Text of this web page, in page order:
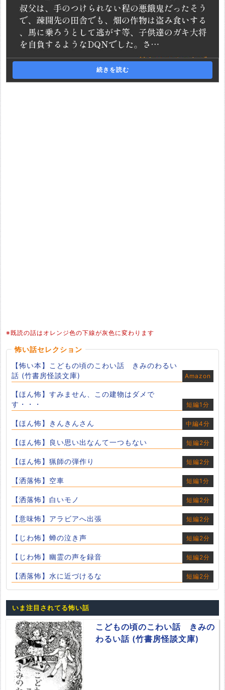
続きを読む
※既読の話はオレンジ色の下線が灰色に変わります
怖い話セレクション
【怖い本】こどもの頃のこわい話 きみのわるい
話 (竹書房怪談文庫)
Amazon
【ほん怖】すみません、この建物はダメで
す・・・
短編1分
【ほん怖】きんきんさん 中編4分
【ほん怖】良い思い出なんて一つもない 短編2分
【ほん怖】猟師の弾作り 短編2分
【洒落怖】空車 短編1分
【洒落怖】白いモノ 短編2分
【意味怖】アラビアへ出張 短編2分
【じわ怖】蝉の泣き声 短編2分
【じわ怖】幽霊の声を録音 短編2分
【洒落怖】水に近づけるな 短編2分
いま注目されてる怖い話
こどもの頃のこわい話 きみの
わるい話 (竹書房怪談文庫)